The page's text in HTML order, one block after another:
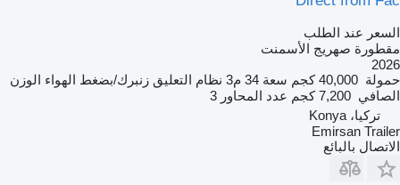
السعر عند الطلب
مقطورة صهريج الأسمنت
2026
حمولة 40,000 كجم سعة 34 م3 نظام التعليق زنبرك/بضغط الهواء الوزن
الصافي 7,200 كجم عدد المحاور 3
تركيا، Konya
Emirsan Trailer
الاتصال بالبائع